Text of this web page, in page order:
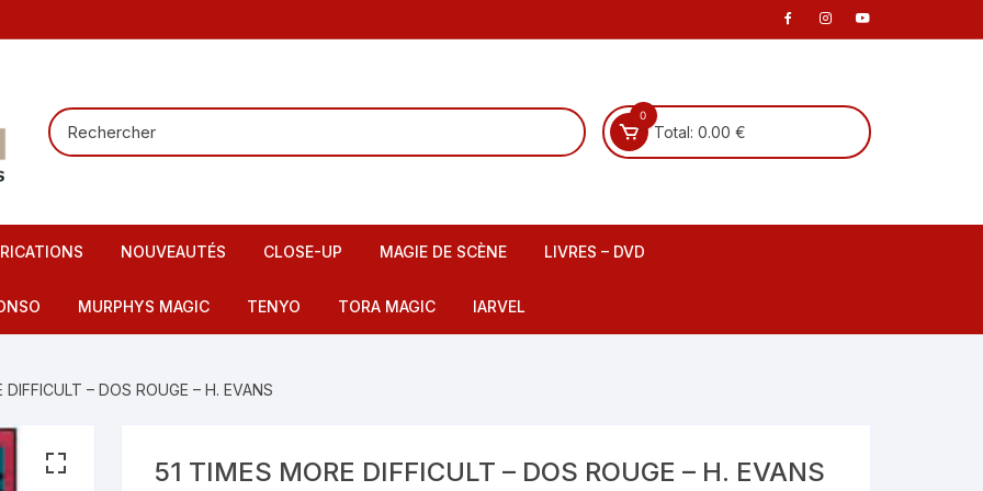
0
Total: 0.00 €
NOUVEAUTÉS CLOSE-UP
Tours de carte
Mousses – Balles – Anneaux
MAGIE DE SCÈNE
Carte pour la scene
Tours pour enfants
LIVRES – DVD
DVD Anglais
Cire – FI – Fils – Cordes
MURPHYS MAGIC TENYO TORA MAGIC IARVEL
DIFFICULT – DOS ROUGE – H. EVANS
51 TIMES MORE DIFFICULT – DOS ROUGE – H. EVANS